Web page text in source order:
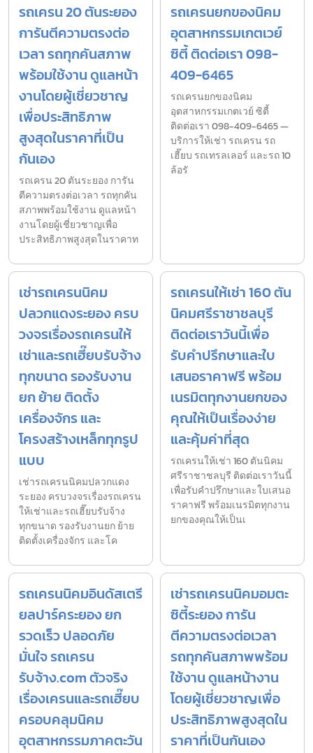
รถเครน 20 ตันระยอง
การันตีความตรงต่อ
เวลา รถทุกคันสภาพ
พร้อมใช้งาน ดูแลหน้า
งานโดยผู้เชี่ยวชาญ
เพื่อประสิทธิภาพ
สูงสุดในราคาที่เป็น
กันเอง
รถเครน 20 ตันระยอง การัน
ตีความตรงต่อเวลา รถทุกคัน
สภาพพร้อมใช้งาน ดูแลหน้า
งานโดยผู้เชี่ยวชาญเพื่อ
ประสิทธิภาพสูงสุดในราคาท
รถเครนยกของนิคม
อุตสาหกรรมเกตเวย์
ซิตี้ ติดต่อเรา 098-
409-6465
รถเครนยกของนิคม
อุตสาหกรรมเกตเวย์ ซิตี้
ติดต่อเรา 098-409-6465 —
บริการให้เช่า รถเครน รถ
เฮี๊ยบ รถเทรลเลอร์ และรถ 10
ล้อรั
เช่ารถเครนนิคม
ปลวกแดงระยอง ครบ
วงจรเรื่องรถเครนให้
เช่าและรถเฮี๊ยบรับจ้าง
ทุกขนาด รองรับงาน
ยก ย้าย ติดตั้ง
เครื่องจักร และ
โครงสร้างเหล็กทุกรูป
แบบ
เช่ารถเครนนิคมปลวกแดง
ระยอง ครบวงจรเรื่องรถเครน
ให้เช่าและรถเฮี๊ยบรับจ้าง
ทุกขนาด รองรับงานยก ย้าย
ติดตั้งเครื่องจักร และโค
รถเครนให้เช่า 160 ตัน
นิคมศรีราชาชลบุรี
ติดต่อเราวันนี้เพื่อ
รับคำปรึกษาและใบ
เสนอราคาฟรี พร้อม
เนรมิตทุกงานยกของ
คุณให้เป็นเรื่องง่าย
และคุ้มค่าที่สุด
รถเครนให้เช่า 160 ตันนิคม
ศรีราชาชลบุรี ติดต่อเราวันนี้
เพื่อรับคำปรึกษาและใบเสนอ
ราคาฟรี พร้อมเนรมิตทุกงาน
ยกของคุณให้เป็นเ
รถเครนนิคมอินดัสเตรี
ยลปาร์คระยอง ยก
รวดเร็ว ปลอดภัย
มั่นใจ รถเครน
รับจ้าง.com ตัวจริง
เรื่องเครนและรถเฮี๊ยบ
ครอบคลุมนิคม
อุตสาหกรรมภาคตะวัน
เช่ารถเครนนิคมอมตะ
ซิตี้ระยอง การัน
ตีความตรงต่อเวลา
รถทุกคันสภาพพร้อม
ใช้งาน ดูแลหน้างาน
โดยผู้เชี่ยวชาญเพื่อ
ประสิทธิภาพสูงสุดใน
ราคาที่เป็นกันเอง